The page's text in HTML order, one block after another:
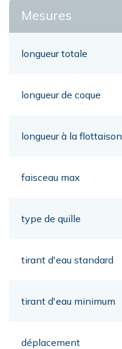
Mesures
longueur totale
longueur de coque
longueur à la flottaison
faisceau max
type de quille
tirant d'eau standard
tirant d'eau minimum
déplacement